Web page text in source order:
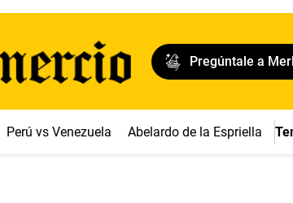
Pregúntale a
Perú vs Venezuela Abelardo de la Espriella